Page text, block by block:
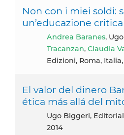
Non con i miei soldi:
un’educazione
Andrea Baranes,
Tracanzan, Claudia
Edizioni, Roma,
El valor del dinero
ética más allá del
Ugo Biggeri, Editorial SalTerrae, October
2014